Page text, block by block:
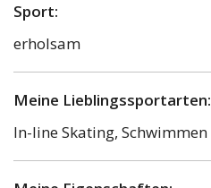
Sport:
erholsam
Meine Lieblingssportarten:
In-line Skating, Schwimmen